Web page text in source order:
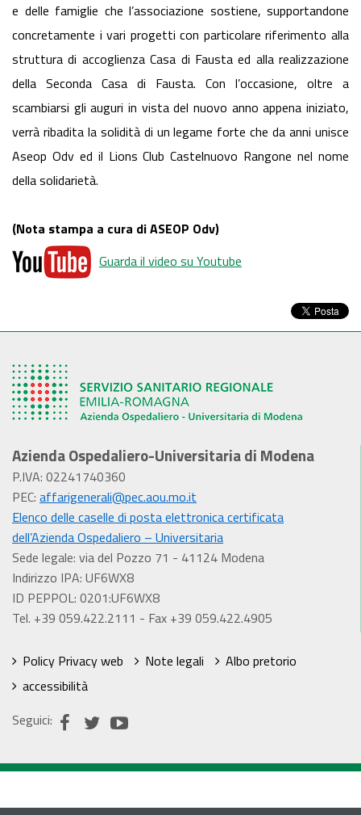
e delle famiglie che l’associazione sostiene, supportandone
concretamente i vari progetti con particolare riferimento alla
struttura di accoglienza Casa di Fausta ed alla realizzazione
della Seconda Casa di Fausta. Con l’occasione, oltre a
scambiarsi gli auguri in vista del nuovo anno appena iniziato,
verrà ribadita la solidità di un legame forte che da anni unisce
Aseop Odv ed il Lions Club Castelnuovo Rangone nel nome
della solidarietà.
(Nota stampa a cura di ASEOP Odv)
Guarda il video su Youtube
Azienda Ospedaliero-Universitaria di Modena
P.IVA: 02241740360
PEC: affarigenerali@pec.aou.mo.it
Elenco delle caselle di posta elettronica certificata
dell’Azienda Ospedaliero – Universitaria
Sede legale: via del Pozzo 71 - 41124 Modena
Indirizzo IPA: UF6WX8
ID PEPPOL: 0201:UF6WX8
Tel. +39 059.422.2111 - Fax +39 059.422.4905
Policy Privacy web Note legali
Albo pretorio
accessibilità
Seguici: